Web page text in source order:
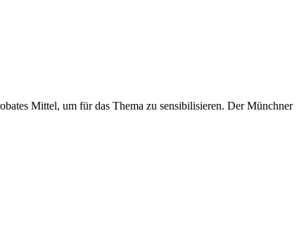
Mittel, um für das Thema zu sensibilisieren. Der Münchner